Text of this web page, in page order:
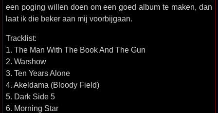
een poging willen doen om een goed album te maken, dan
laat ik die beker aan mij voorbijgaan.
Tracklist:
1. The Man With The Book And The Gun
2. Warshow
3. Ten Years Alone
4. Akeldama (Bloody Field)
5. Dark Side 5
6. Morning Star